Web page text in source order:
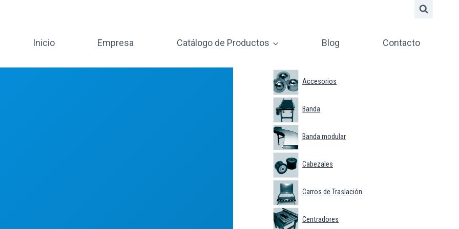
Inicio Empresa Catálogo de Productos Blog Contacto
Accesorios
Banda
Banda modular
Cabezales
Carros de Traslación
Centradores